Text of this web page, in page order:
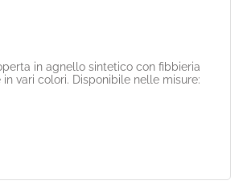
in agnello sintetico con fibbieria
vari colori. Disponibile nelle misure: